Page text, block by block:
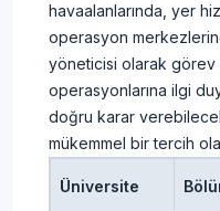
havaalanlarında, yer
operasyon
yöneticisi olarak görev
operasyonlarına ilgi
doğru karar
mükemmel bir tercih
Üniversite